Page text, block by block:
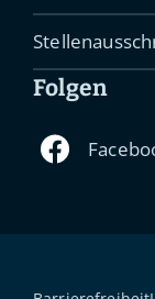
Folgen